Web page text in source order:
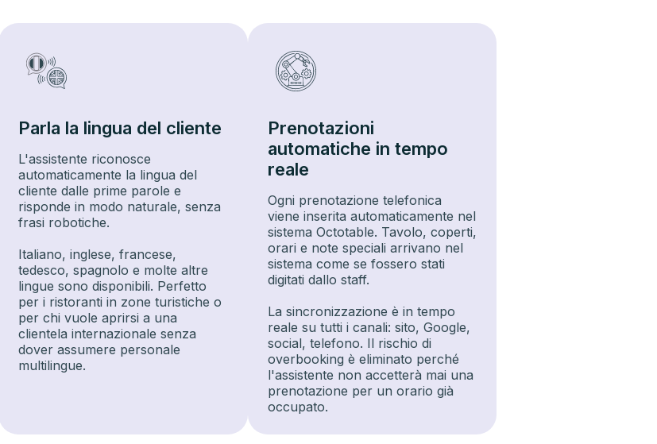
Parla la lingua del cliente
L'assistente riconosce
automaticamente la lingua del
cliente dalle prime parole e
risponde in modo naturale, senza
frasi robotiche.
Italiano, inglese, francese,
tedesco, spagnolo e molte altre
lingue sono disponibili. Perfetto
per i ristoranti in zone turistiche o
per chi vuole aprirsi a una
clientela internazionale senza
dover assumere personale
multilingue.
Prenotazioni
automatiche in tempo
reale
Ogni prenotazione telefonica
viene inserita automaticamente nel
sistema Octotable. Tavolo, coperti,
orari e note speciali arrivano nel
sistema come se fossero stati
digitati dallo staff.
La sincronizzazione è in tempo
reale su tutti i canali: sito, Google,
social, telefono. Il rischio di
overbooking è eliminato perché
l'assistente non accetterà mai una
prenotazione per un orario già
occupato.